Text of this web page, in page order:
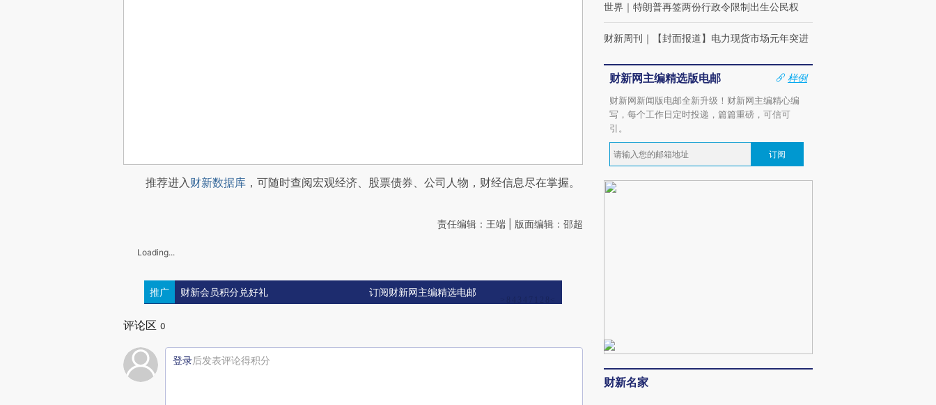
推荐进入财新数据库 ，可随时查阅宏观经济、股票债券、公司人物，财经信息尽在掌握。
责任编辑：王端 | 版面编辑：邵超
Loading...
推广 财新会员积分兑好礼 订阅财新网主编精选电邮
评论区 0
登录后发表评论得积分
世界 ｜ 特朗普再签两份行政令限制出生公民权
财新周刊 ｜ 【封面报道】电力现货市场元年突进
财新网主编精选版电邮
样例
财新网新闻版电邮全新升级！财新网主编精心编
写，每个工作日定时投递，篇篇重磅，可信可
引。
订阅
财新名家